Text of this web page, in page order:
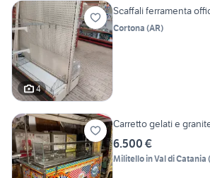
4
Scaffali ferramenta
Cortona (AR)
Carretto gelati e
6.500 €
Militello in Val di Catania (